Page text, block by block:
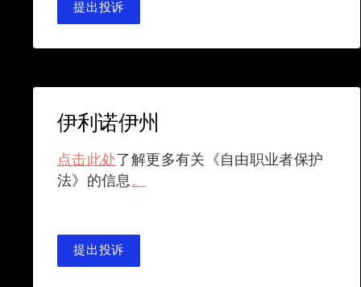
提出投诉
伊利诺伊州
点击此处了解更多有关《自由职业者保护
法》的信息。
提出投诉